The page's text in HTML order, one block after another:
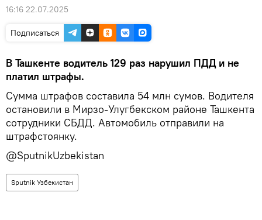
16:16 22.07.2025
Подписаться
В Ташкенте водитель 129 раз нарушил ПДД и не
платил штрафы.
Сумма штрафов составила 54 млн сумов. Водителя
остановили в Мирзо-Улугбекском районе Ташкента
сотрудники СБДД. Автомобиль отправили на
штрафстоянку.
@SputnikUzbekistan
Sputnik Узбекистан